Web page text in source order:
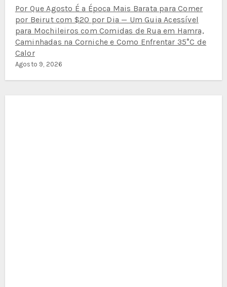
Por Que Agosto É a Época Mais Barata para Comer
por Beirut com $20 por Dia — Um Guia Acessível
para Mochileiros com Comidas de Rua em Hamra,
Caminhadas na Corniche e Como Enfrentar 35°C de
Calor
Agosto 9, 2026